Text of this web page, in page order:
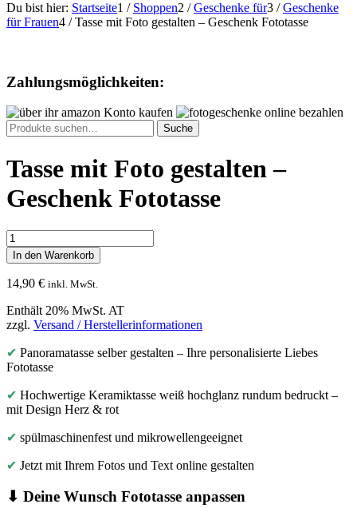
Du bist hier: Startseite1 / Shoppen2 / Geschenke für3 / Geschenke
für Frauen4 / Tasse mit Foto gestalten – Geschenk Fototasse
Zahlungsmöglichkeiten:
Suche
nach:
Suche
Tasse mit Foto gestalten –
Geschenk Fototasse
Tasse
mit
Foto
gestalten
Geschenk
Fototasse
In den Warenkorb
14,90 € inkl. MwSt.
Enthält 20% MwSt. AT
zzgl. Versand / Herstellerinformationen
✔ Panoramatasse selber gestalten – Ihre personalisierte Liebes
Fototasse
✔ Hochwertige Keramiktasse weiß hochglanz rundum bedruckt –
mit Design Herz & rot
✔ spülmaschinenfest und mikrowellengeeignet
✔ Jetzt mit Ihrem Fotos und Text online gestalten
⬇ Deine Wunsch Fototasse anpassen